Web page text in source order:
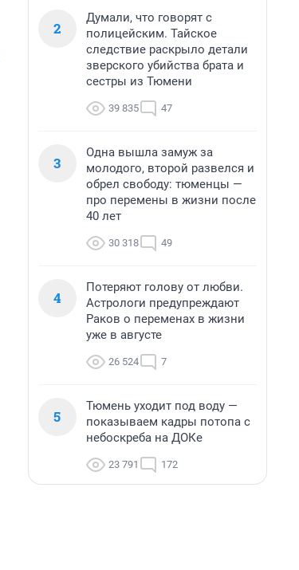
2
Думали, что говорят с
полицейским. Тайское
следствие раскрыло детали
зверского убийства брата и
сестры из Тюмени
39 835 47
3
Одна вышла замуж за
молодого, второй развелся и
обрел свободу: тюменцы —
про перемены в жизни после
40 лет
30 318 49
4
Потеряют голову от любви.
Астрологи предупреждают
Раков о переменах в жизни
уже в августе
26 524 7
5
Тюмень уходит под воду —
показываем кадры потопа с
небоскреба на ДОКе
23 791 172